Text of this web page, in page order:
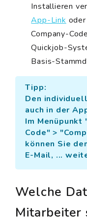
Installieren
App-Link
Company-
Quickjob-
Basis-
Tipp:
Den
auch in der
Im Menüpunkt
Code" >
können Sie
E-Mail, ...
Welche
Mitarbeiter